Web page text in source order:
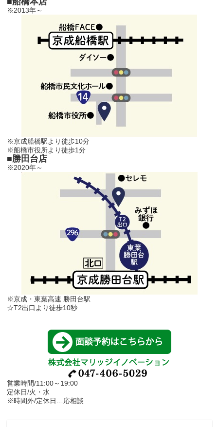
※2013年～
※京成船橋駅より徒歩10分
※船橋市役所より徒歩1分
■勝田台店
※2020年～
※京成・東葉高速 勝田台駅
☆T2出口より徒歩10秒
営業時間/11:00～19:00
定休日/火・水
※時間外/定休日…応相談